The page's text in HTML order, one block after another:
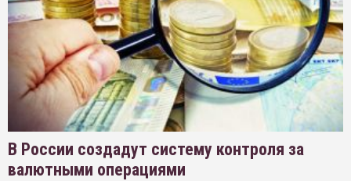
В России создадут систему контроля за
валютными операциями